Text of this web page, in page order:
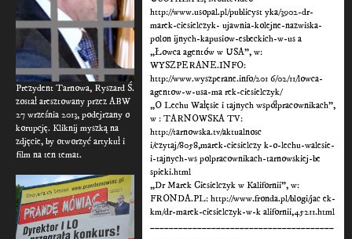
Prezydent Tarnowa, Ryszard Ś.
został aresztowany przez ABW
27 września 2013, podejrzany o
korupcję. Kliknij myszką na
zdjęcie, by otworzyć artykuł i
film na ten temat.
http://www.usopal.pl/publicyst yka/3902-dr-
marek-ciesielczyk- ujawnia-kolejne-nazwiska-
polon ijnych-kapusiow-esbeckich-w-us a
„Łowca agentów w USA”, w:
WYSZPERANE.INFO:
http://www.wyszperane.info/201 6/02/11/lowca-
agentow-w-usa-ma rek-ciesielczyk/
„O Lechu Wałęsie i tajnych współpracownikach”,
w : TARNOWSKA TV:
http://tarnowska.tv/aktualnosc
i/czytaj/8058,marek-ciesielczy k-o-lechu-walesie-
i-tajnych-ws polpracownikach-tarnowskiej-be
spieki.html
„Dr Marek Ciesielczyk w Kalifornii”, w:
FRONDA.PL: http://www.fronda.pl/blogi/jac ek-
km/dr-marek-ciesielczyk-w-k alifornii,45211.html
_______________________________________